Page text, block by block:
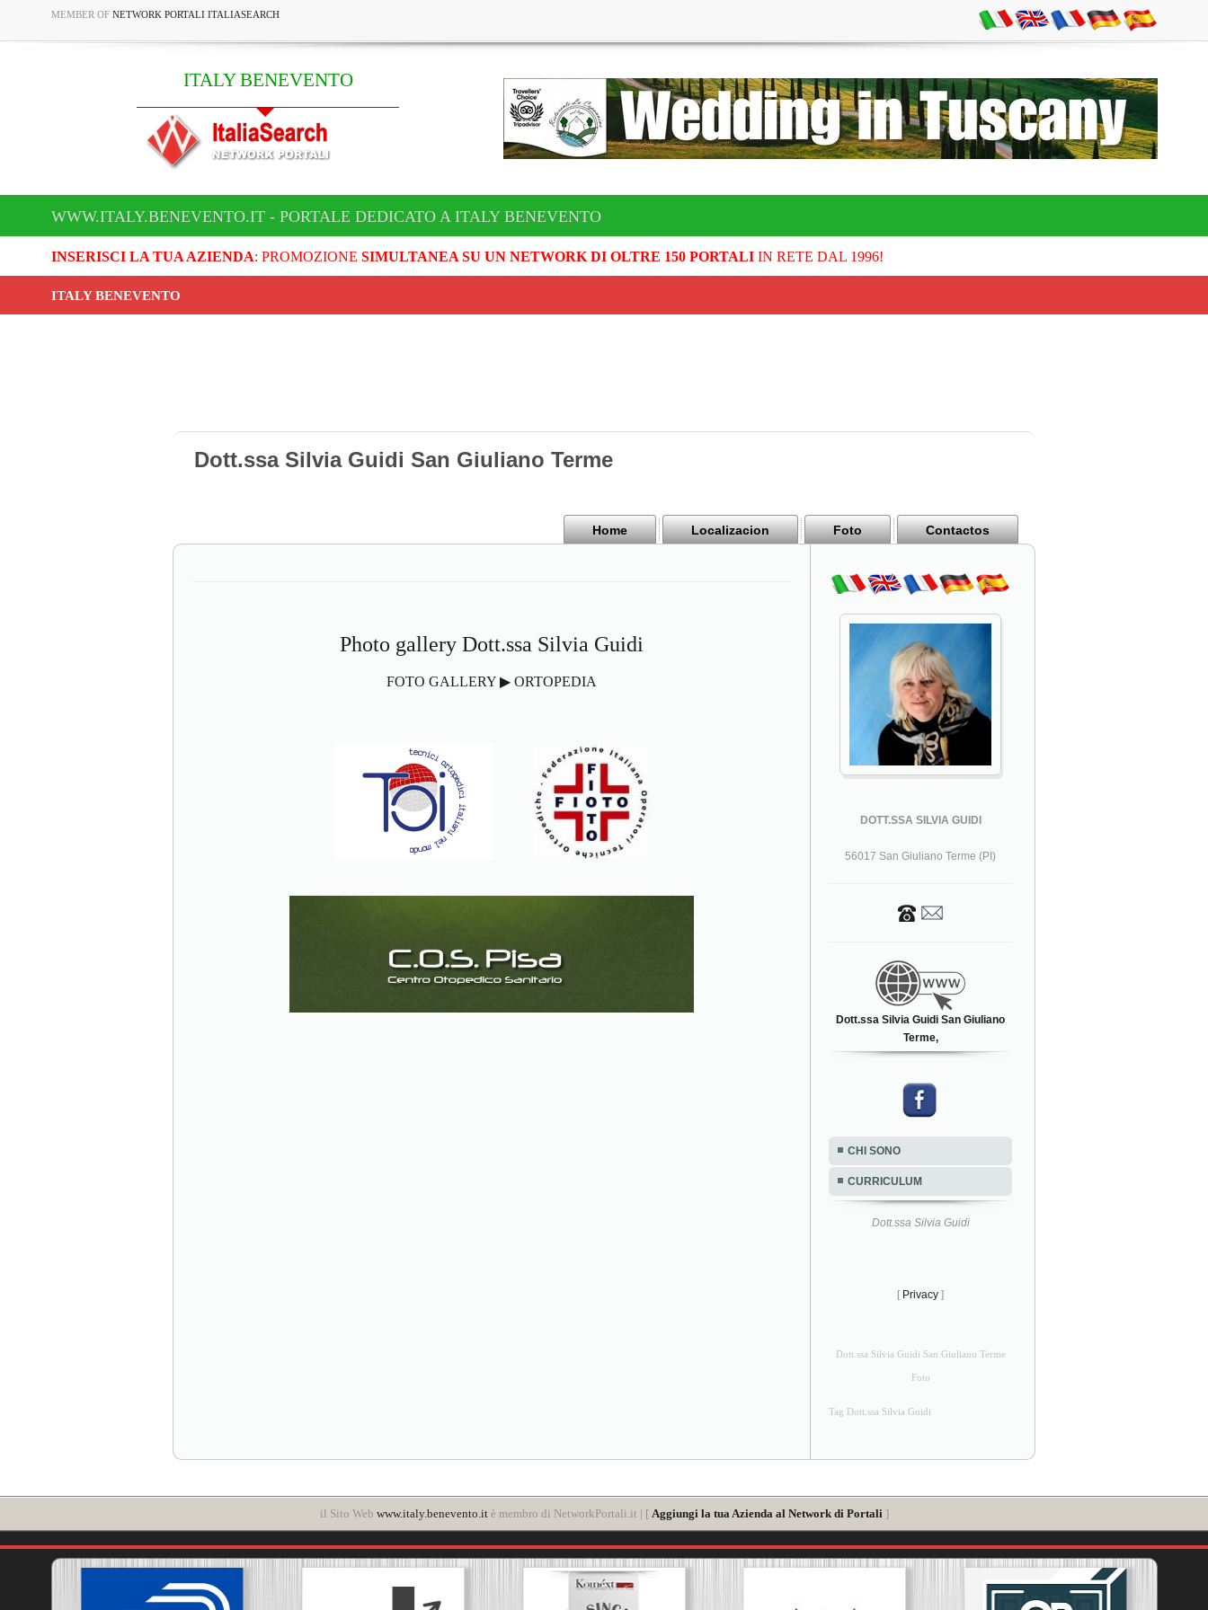
MEMBER OF NETWORK PORTALI ITALIASEARCH
ITALY BENEVENTO
WWW.ITALY.BENEVENTO.IT - PORTALE DEDICATO A ITALY BENEVENTO
INSERISCI LA TUA AZIENDA: PROMOZIONE SIMULTANEA SU UN NETWORK DI OLTRE 150 PORTALIIN RETE DAL 1996!
ITALY BENEVENTO
Dott.ssa Silvia Guidi San Giuliano Terme
Home Localizacion Foto Contactos
Photo gallery Dott.ssa Silvia Guidi
FOTO GALLERY ▶ ORTOPEDIA
DOTT.SSA SILVIA GUIDI
56017 San Giuliano Terme (PI)
Dott.ssa Silvia Guidi San Giuliano
Terme,
CHI SONO
CURRICULUM
Dott.ssa Silvia Guidi
[ Privacy ]
Dott.ssa Silvia Guidi San Giuliano Terme
Foto
Tag Dott.ssa Silvia Guidi
il Sito Web www.italy.benevento.itè membro di NetworkPortali.it | [ Aggiungi la tua Azienda al Network di Portali ]